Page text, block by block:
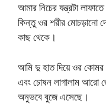
আমার নিচের যন্ত্রটা
কিন্তু ওর শরীর মোচড়ানো
কাছ থেকে।
আমি দু হাত দিয়ে ওর কোমর
এবং চোষন লাগালাম
অনুভবে বুজে এসেছে।